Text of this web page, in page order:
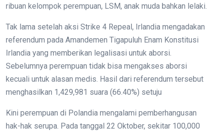
ribuan kelompok perempuan, LSM, anak muda bahkan lelaki.
Tak lama setelah aksi Strike 4 Repeal, Irlandia mengadakan
referendum pada Amandemen Tigapuluh Enam Konstitusi
Irlandia yang memberikan legalisasi untuk aborsi.
Sebelumnya perempuan tidak bisa mengakses aborsi
kecuali untuk alasan medis. Hasil dari referendum tersebut
menghasilkan 1,429,981 suara (66.40%) setuju
Kini perempuan di Polandia mengalami pemberhangusan
hak-hak serupa. Pada tanggal 22 Oktober, sekitar 100,000